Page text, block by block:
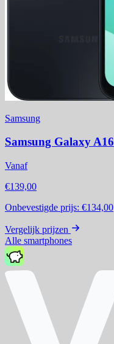
Samsung
Samsung Galaxy A16
Vanaf
€139,00
Onbevestigde prijs: €134,00
Vergelijk prijzen
Alle smartphones